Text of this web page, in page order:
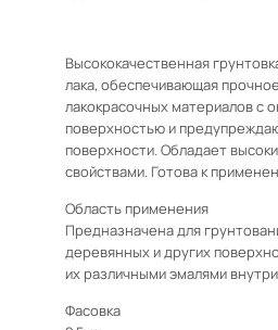
Высококачественная
лака, обеспечивающая
лакокрасочных материалов с
поверхностью и
поверхности. Обладает
свойствами. Готова к
Область применения
Предназначена для
деревянных и других
их различными эмалями
Фасовка